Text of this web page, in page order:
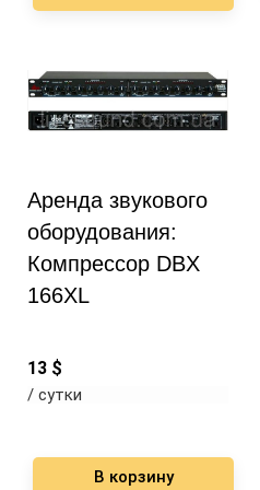
Аренда звукового
оборудования:
Компрессор DBX
166XL
13 $
/ сутки
В корзину